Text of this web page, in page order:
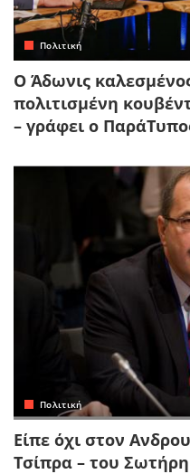
Πολιτική
Ο Άδωνις
πολιτισμένη
– γράφει ο
Πολιτική
Είπε όχι στον
Τσίπρα – του